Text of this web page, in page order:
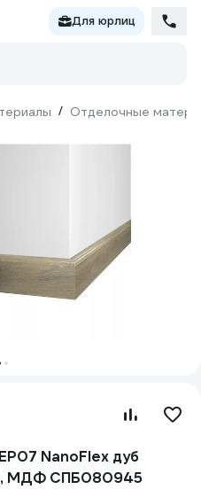
Для юрлиц
/ Отделочные
NanoFlex дуб
МДФ СПБ080945